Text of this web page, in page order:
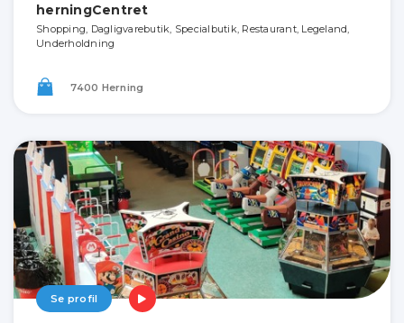
herningCentret
Shopping, Dagligvarebutik, Specialbutik, Restaurant, Legeland,
Underholdning
7400 Herning
Se profil